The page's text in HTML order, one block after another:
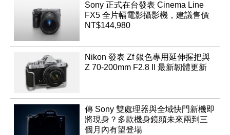
Sony 正式在台發表 Cinema Line
FX5 全片幅電影攝影機，建議售價
NT$144,980
Nikon 發表 Zf 銀色專用延伸握把與
Z 70-200mm F2.8 II 最新韌體更新
傳 Sony 雙處理器與全域快門新機即
將現身？多款機身鏡頭未來兩到三
個月內有望登場